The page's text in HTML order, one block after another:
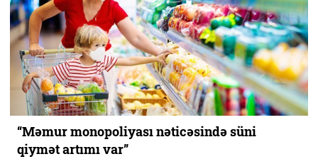
“Məmur monopoliyası nəticəsində süni
qiymət artımı var”